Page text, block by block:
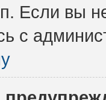
Если вы
с